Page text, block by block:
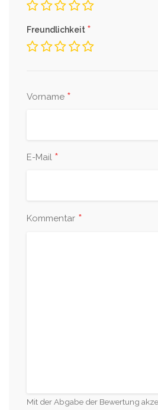
Freundlichkeit *
Vorname *
E-Mail *
Kommentar *
Mit der Abgabe der Bewertung